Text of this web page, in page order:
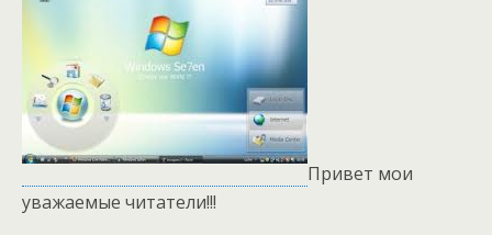
Привет мои
уважаемые читатели!!!